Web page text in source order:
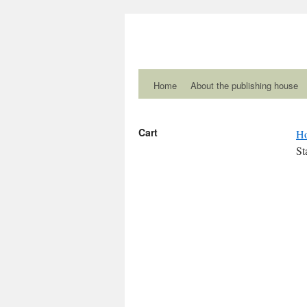
Home About the publishing house
Cart